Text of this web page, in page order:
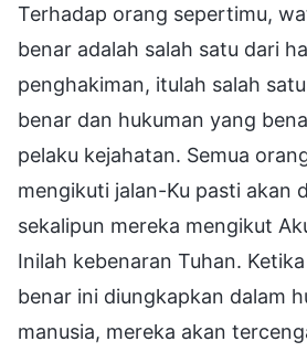
Terhadap orang sepertimu,
benar adalah salah satu dari
penghakiman, itulah salah
benar dan hukuman yang
pelaku kejahatan. Semua
mengikuti jalan-Ku pasti akan
sekalipun mereka mengikut
Inilah kebenaran Tuhan.
benar ini diungkapkan dalam
manusia, mereka akan